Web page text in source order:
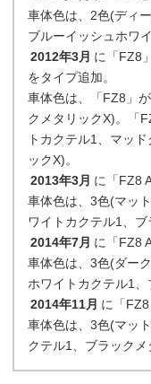
車体色は、2色(ディ
ブルーイッシュホワ
2012年3月 に「FZ8
をタイプ追加。
車体色は、「FZ8」
クメタリックX)。「
トカクテル1、マッ
ックX)。
2013年3月 に「FZ8
車体色は、3色(マッ
ワイトカクテル1、ブ
2014年7月 に「FZ8
車体色は、3色(ダー
ホワイトカクテル1、
2014年11月 に「FZ8
車体色は、3色(マッ
クテル1、ブラックメ